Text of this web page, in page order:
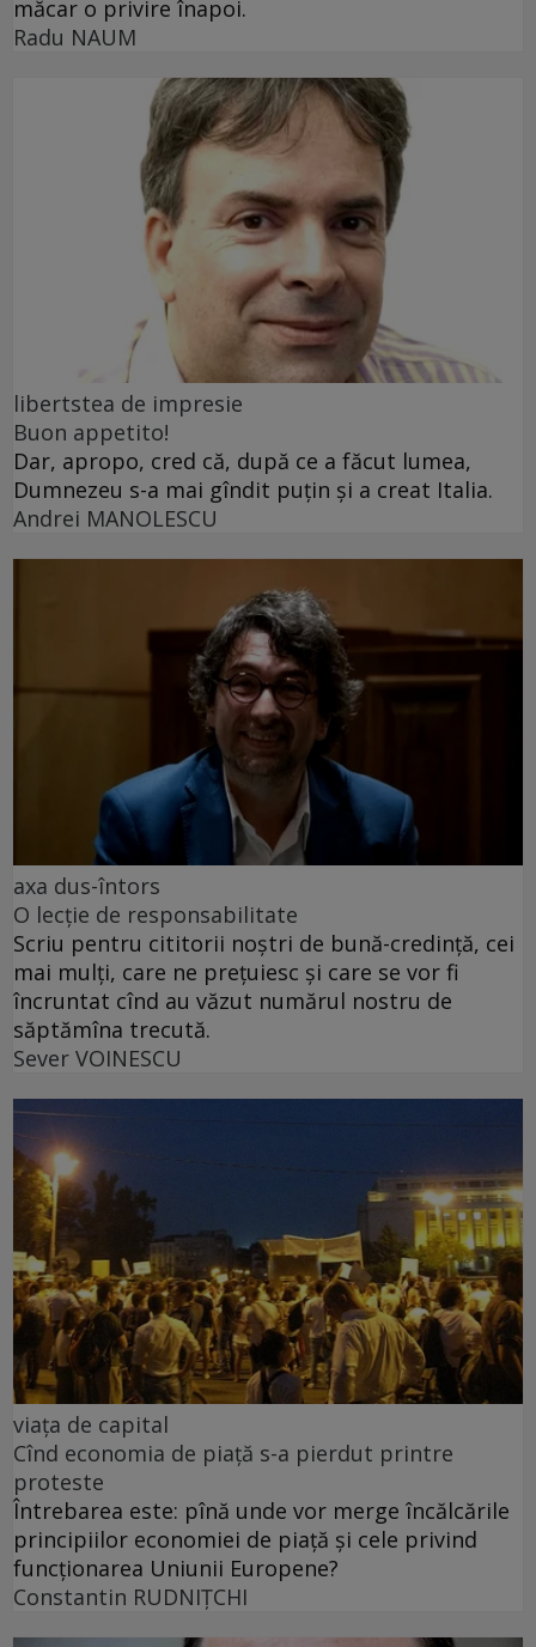
măcar o privire înapoi.
Radu NAUM
libertstea de impresie
Buon appetito!
Dar, apropo, cred că, după ce a făcut lumea,
Dumnezeu s-a mai gîndit puțin și a creat Italia.
Andrei MANOLESCU
axa dus-întors
O lecție de responsabilitate
Scriu pentru cititorii noștri de bună-credință, cei
mai mulți, care ne prețuiesc și care se vor fi
încruntat cînd au văzut numărul nostru de
săptămîna trecută.
Sever VOINESCU
viața de capital
Cînd economia de piață s-a pierdut printre
proteste
Întrebarea este: pînă unde vor merge încălcările
principiilor economiei de piață și cele privind
funcționarea Uniunii Europene?
Constantin RUDNIŢCHI